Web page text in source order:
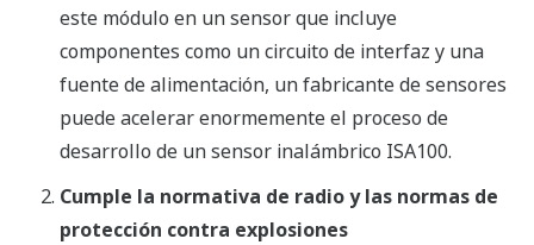
este módulo en un sensor que incluye
componentes como un circuito de interfaz y una
fuente de alimentación, un fabricante de sensores
puede acelerar enormemente el proceso de
desarrollo de un sensor inalámbrico ISA100.
Cumple la normativa de radio y las normas de
protección contra explosiones